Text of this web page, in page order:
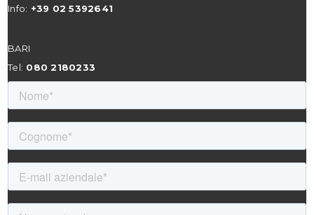
Info: +39 02 5392641
BARI
Tel: 080 2180233